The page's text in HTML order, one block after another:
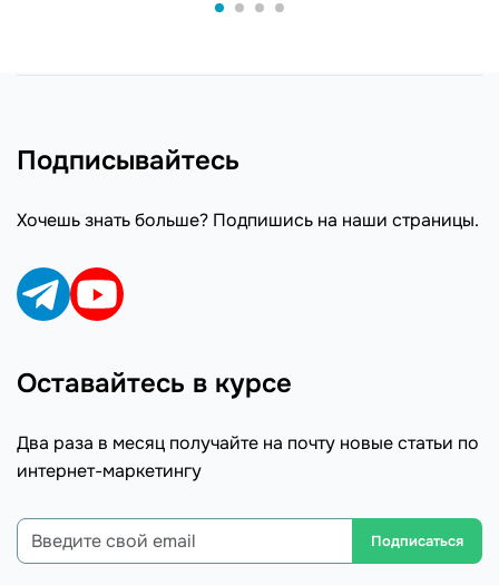
Подписывайтесь
Хочешь знать больше? Подпишись на наши страницы.
Оставайтесь в курсе
Два раза в месяц получайте на почту новые статьи по
интернет-маркетингу
Подписаться